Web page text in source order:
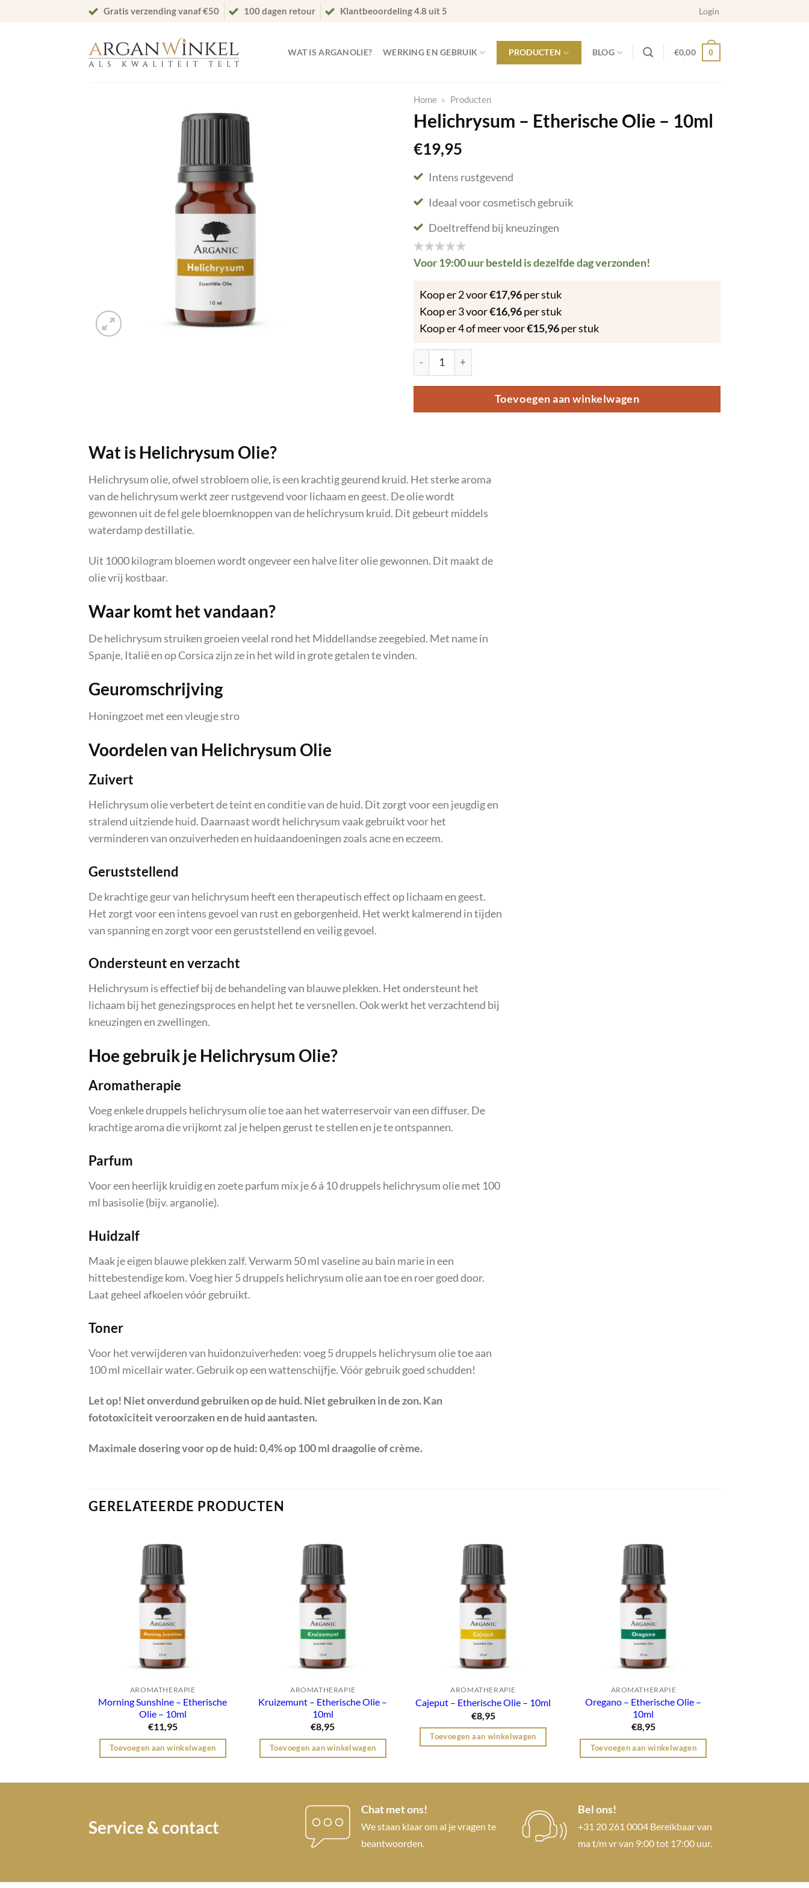
Gratis verzending vanaf €50 100 dagen retour Klantbeoordeling 4.8 uit 5 Login
WAT IS ARGANOLIE? WERKING EN GEBRUIK PRODUCTEN BLOG €0,00 0
Home » Producten
Helichrysum – Etherische Olie – 10ml
€19,95
Intens rustgevend
Ideaal voor cosmetisch gebruik
Doeltreffend bij kneuzingen
Voor 19:00 uur besteld is dezelfde dag verzonden!
Koop er 2 voor€17,96per stuk
Koop er 3 voor€16,96per stuk
Koop er 4 of meer voor€15,96per stuk
Helichrysum - Etherische Olie – 10ml aantal
Toevoegen aan winkelwagen
Wat is Helichrysum Olie?
Helichrysum olie, ofwel strobloem olie, is een krachtig geurend kruid. Het sterke aroma
van de helichrysum werkt zeer rustgevend voor lichaam en geest. De olie wordt
gewonnen uit de fel gele bloemknoppen van de helichrysum kruid. Dit gebeurt middels
waterdamp destillatie.
Uit 1000 kilogram bloemen wordt ongeveer een halve liter olie gewonnen. Dit maakt de
olie vrij kostbaar.
Waar komt het vandaan?
De helichrysum struiken groeien veelal rond het Middellandse zeegebied. Met name in
Spanje, Italië en op Corsica zijn ze in het wild in grote getalen te vinden.
Geuromschrijving
Honingzoet met een vleugje stro
Voordelen van Helichrysum Olie
Zuivert
Helichrysum olie verbetert de teint en conditie van de huid. Dit zorgt voor een jeugdig en
stralend uitziende huid. Daarnaast wordt helichrysum vaak gebruikt voor het
verminderen van onzuiverheden en huidaandoeningen zoals acne en eczeem.
Geruststellend
De krachtige geur van helichrysum heeft een therapeutisch effect op lichaam en geest.
Het zorgt voor een intens gevoel van rust en geborgenheid. Het werkt kalmerend in tijden
van spanning en zorgt voor een geruststellend en veilig gevoel.
Ondersteunt en verzacht
Helichrysum is effectief bij de behandeling van blauwe plekken. Het ondersteunt het
lichaam bij het genezingsproces en helpt het te versnellen. Ook werkt het verzachtend bij
kneuzingen en zwellingen.
Hoe gebruik je Helichrysum Olie?
Aromatherapie
Voeg enkele druppels helichrysum olie toe aan het waterreservoir van een diffuser. De
krachtige aroma die vrijkomt zal je helpen gerust te stellen en je te ontspannen.
Parfum
Voor een heerlijk kruidig en zoete parfum mix je 6 á 10 druppels helichrysum olie met 100
ml basisolie (bijv. arganolie).
Huidzalf
Maak je eigen blauwe plekken zalf. Verwarm 50 ml vaseline au bain marie in een
hittebestendige kom. Voeg hier 5 druppels helichrysum olie aan toe en roer goed door.
Laat geheel afkoelen vóór gebruikt.
Toner
Voor het verwijderen van huidonzuiverheden: voeg 5 druppels helichrysum olie toe aan
100 ml micellair water. Gebruik op een wattenschijfje. Vóór gebruik goed schudden!
Let op! Niet onverdund gebruiken op de huid. Niet gebruiken in de zon. Kan
fototoxiciteit veroorzaken en de huid aantasten.
Maximale dosering voor op de huid: 0,4% op 100 ml draagolie of crème.
GERELATEERDE PRODUCTEN
AROMATHERAPIE
Morning Sunshine – Etherische
Olie – 10ml
€11,95
Toevoegen aan winkelwagen
AROMATHERAPIE
Kruizemunt – Etherische Olie –
10ml
€8,95
Toevoegen aan winkelwagen
AROMATHERAPIE
Cajeput – Etherische Olie – 10ml
€8,95
Toevoegen aan winkelwagen
AROMATHERAPIE
Oregano – Etherische Olie –
10ml
€8,95
Toevoegen aan winkelwagen
Service & contact
Chat met ons!
We staan klaar om al je vragen te
beantwoorden.
Bel ons!
+31 20 261 0004 Bereikbaar van
ma t/m vr van 9:00 tot 17:00 uur.